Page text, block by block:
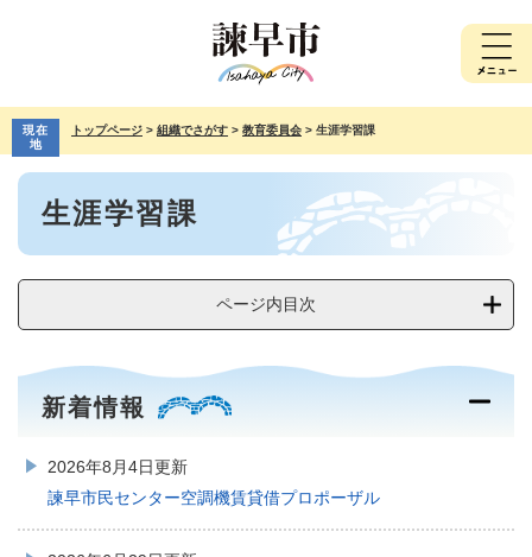
先
で
す。
を
ば
現在
地
トップページ > 組織でさがす > 教育委員会 > 生涯学習課
本
生涯学習課
ページ内目次
新着情報
2026年8月4日更新
諫早市民センター空調機賃貸借プロポーザル